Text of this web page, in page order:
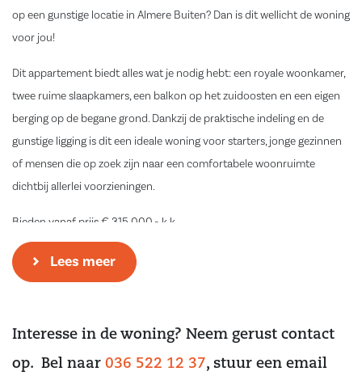
op een gunstige locatie in Almere Buiten? Dan is dit wellicht de woning
voor jou!
Dit appartement biedt alles wat je nodig hebt: een royale woonkamer,
twee ruime slaapkamers, een balkon op het zuidoosten en een eigen
berging op de begane grond. Dankzij de praktische indeling en de
gunstige ligging is dit een ideale woning voor starters, jonge gezinnen
of mensen die op zoek zijn naar een comfortabele woonruimte
dichtbij allerlei voorzieningen.
Bieden vanaf prijs € 315.000,- k.k.
Omgeving
Het appartementencomplex is centraal gelegen in Almere Buiten, op
aan winkels, supermarkten en gezellige restaurants. Ook
directe treinverbindingen naar Amsterdam en Lelystad – zijn snel
Lees meer
Interesse in de woning? Neem gerust contact
op. Bel naar 036 522 12 37, stuur een email